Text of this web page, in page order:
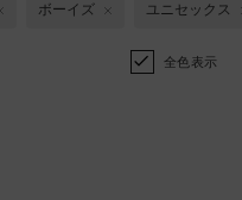
ボーイズ ユニセックス
全色表示